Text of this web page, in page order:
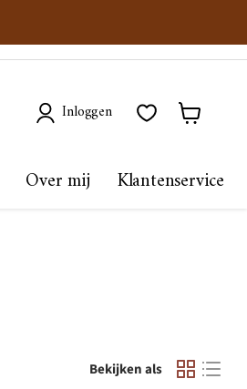
Inloggen
Over mij Klantenservice
Bekijken als